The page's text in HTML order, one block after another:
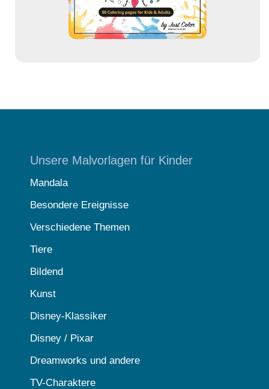
Unsere Malvorlagen für Kinder
Mandala
Besondere Ereignisse
Verschiedene Themen
Tiere
Bildend
Kunst
Disney-Klassiker
Disney / Pixar
Dreamworks und andere
TV-Charaktere